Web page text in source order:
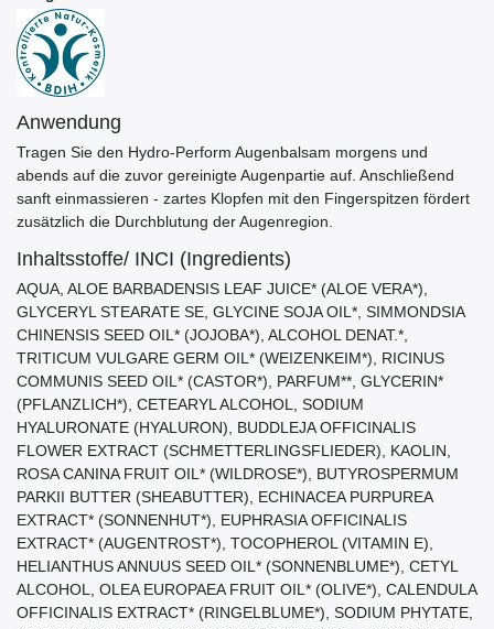
Anwendung
Tragen Sie den Hydro-Perform Augenbalsam morgens und
abends auf die zuvor gereinigte Augenpartie auf. Anschließend
sanft einmassieren - zartes Klopfen mit den Fingerspitzen fördert
zusätzlich die Durchblutung der Augenregion.
Inhaltsstoffe/ INCI (Ingredients)
AQUA, ALOE BARBADENSIS LEAF JUICE* (ALOE VERA*),
GLYCERYL STEARATE SE, GLYCINE SOJA OIL*, SIMMONDSIA
CHINENSIS SEED OIL* (JOJOBA*), ALCOHOL DENAT.*,
TRITICUM VULGARE GERM OIL* (WEIZENKEIM*), RICINUS
COMMUNIS SEED OIL* (CASTOR*), PARFUM**, GLYCERIN*
(PFLANZLICH*), CETEARYL ALCOHOL, SODIUM
HYALURONATE (HYALURON), BUDDLEJA OFFICINALIS
FLOWER EXTRACT (SCHMETTERLINGSFLIEDER), KAOLIN,
ROSA CANINA FRUIT OIL* (WILDROSE*), BUTYROSPERMUM
PARKII BUTTER (SHEABUTTER), ECHINACEA PURPUREA
EXTRACT* (SONNENHUT*), EUPHRASIA OFFICINALIS
EXTRACT* (AUGENTROST*), TOCOPHEROL (VITAMIN E),
HELIANTHUS ANNUUS SEED OIL* (SONNENBLUME*), CETYL
ALCOHOL, OLEA EUROPAEA FRUIT OIL* (OLIVE*), CALENDULA
OFFICINALIS EXTRACT* (RINGELBLUME*), SODIUM PHYTATE,